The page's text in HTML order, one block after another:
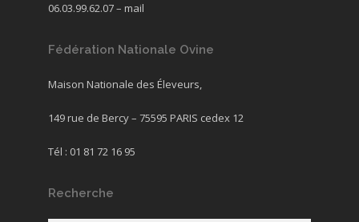
06.03.99.62.07 – mail
Fédération Nationale Ovine
Maison Nationale des Éleveurs,
149 rue de Bercy – 75595 PARIS cedex 12
Tél : 01 81 72 16 95
Recherche